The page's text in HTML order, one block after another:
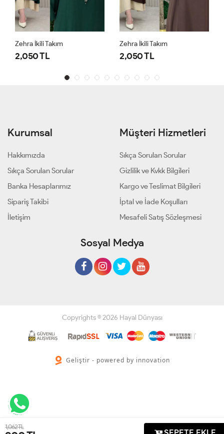
1,062 TL
Zehra İkili Takım
2,050 TL
Zehra İkili Takım
2,050 TL
Kurumsal
Hakkımızda
Sıkça Sorulan Sorular
Banka Hesaplarımız
Sipariş Takibi
İletişim
Müşteri Hizmetleri
Sıkça Sorulan Sorular
Gizlilik ve Kvkk Bilgileri
Kargo ve Teslimat Bilgileri
İptal ve İade Koşulları
Mesafeli Satış Sözleşmesi
Sosyal Medya
Copyrights © 2026 Hayal Dünyası
Geliştir - powered by innovation